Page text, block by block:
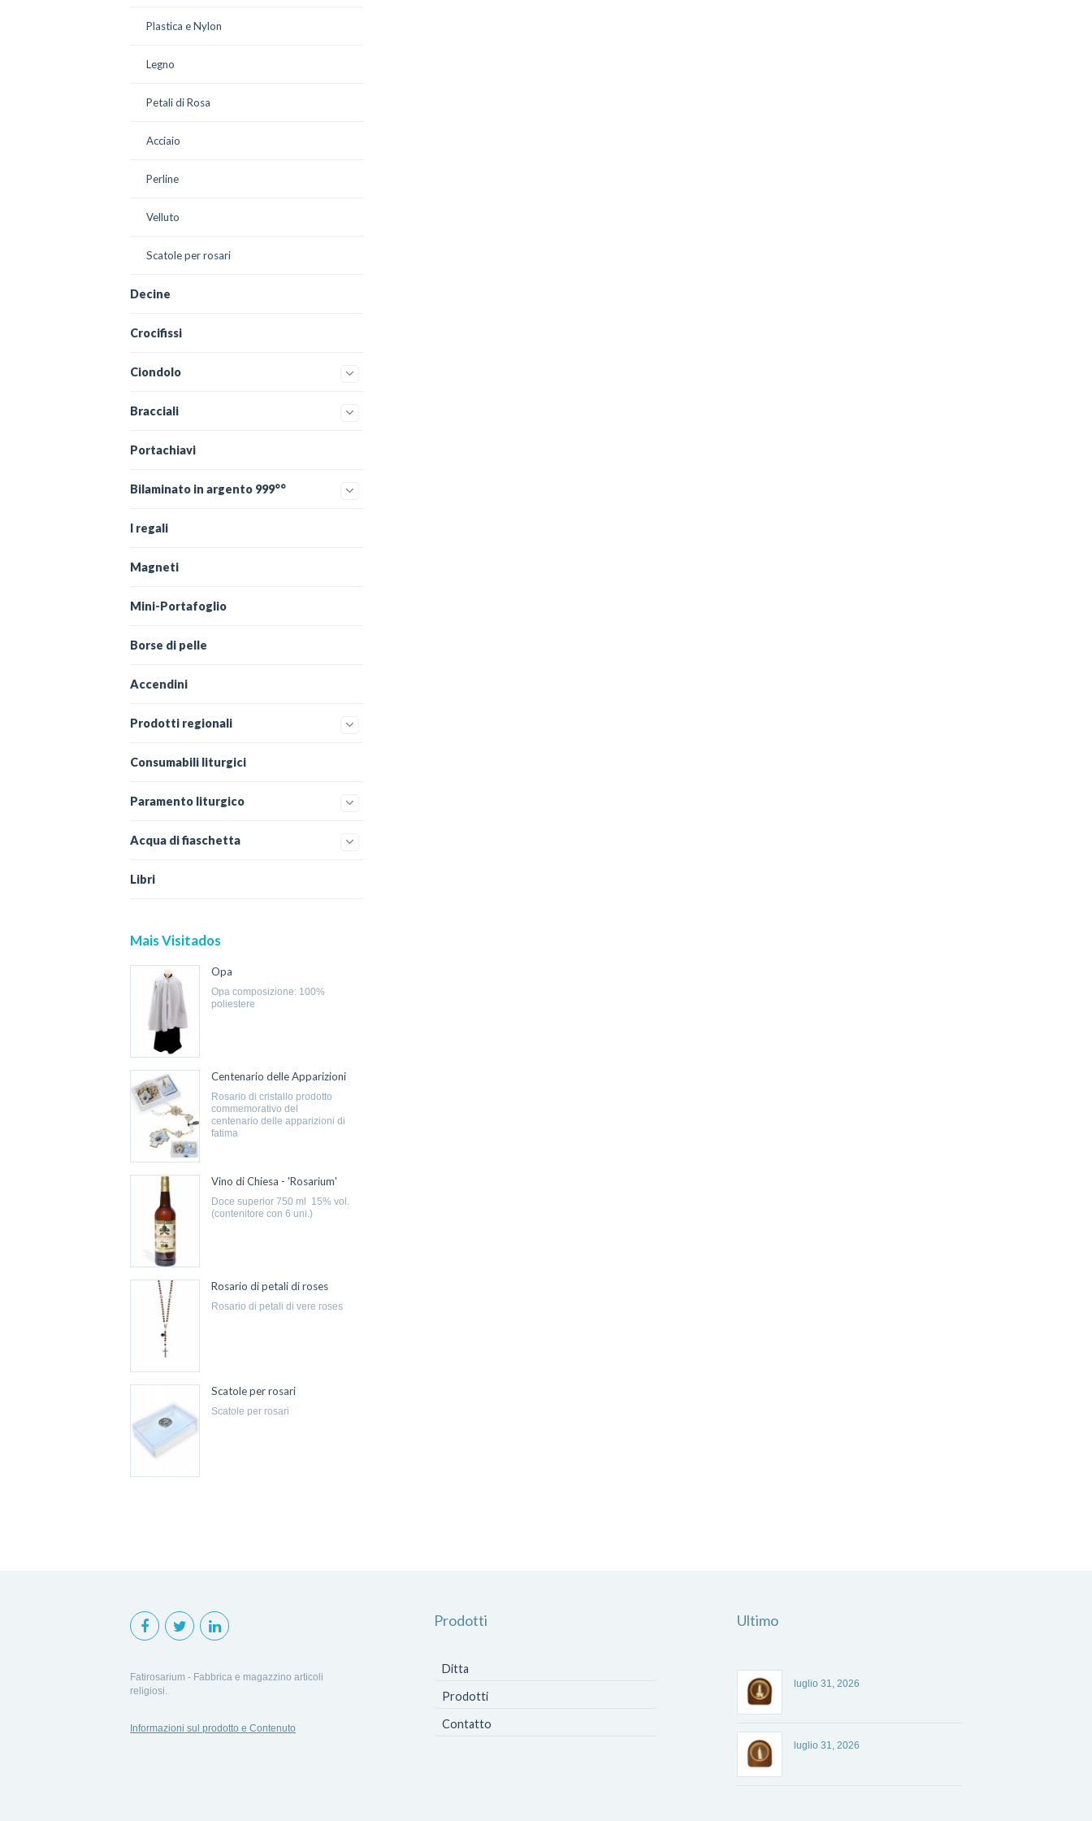
Plastica e Nylon
Legno
Petali di Rosa
Acciaio
Perline
Velluto
Scatole per rosari
Decine
Crocifissi
Ciondolo
Bracciali
Portachiavi
Bilaminato in argento 999°°
I regali
Magneti
Mini-Portafoglio
Borse di pelle
Accendini
Prodotti regionali
Consumabili liturgici
Paramento liturgico
Acqua di fiaschetta
Libri
Mais Visitados
Opa
opa composizione: 100%
poliestere
Centenario delle Apparizioni
rosario di cristallo prodotto
commemorativo del
centenario delle apparizioni di
fatima
Vino di Chiesa - 'Rosarium'
doce superior 750 ml 15% vol.
(contenitore con 6 uni.)
Rosario di petali di roses
rosario di petali di vere roses
Scatole per rosari
scatole per rosari
Fatirosarium - Fabbrica e magazzino articoli
religiosi.
Informazioni sul prodotto e Contenuto
Prodotti
Ditta
Prodotti
Contatto
Ultimo
luglio 31, 2026
luglio 31, 2026